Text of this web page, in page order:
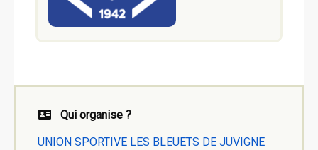
Qui organise ?
UNION SPORTIVE LES BLEUETS DE JUVIGNE